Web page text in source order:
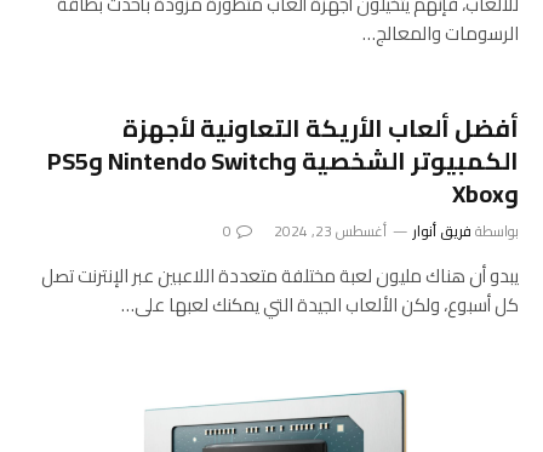
الرسومات والمعالج…
أفضل ألعاب الأريكة التعاونية لأجهزة
الكمبيوتر الشخصية وNintendo Switch وPS5
وXbox
بواسطةفريق أنوار أغسطس 23, 2024 0
يبدو أن هناك مليون لعبة مختلفة متعددة اللاعبين عبر الإنترنت تصل
كل أسبوع، ولكن الألعاب الجيدة التي يمكنك لعبها على…